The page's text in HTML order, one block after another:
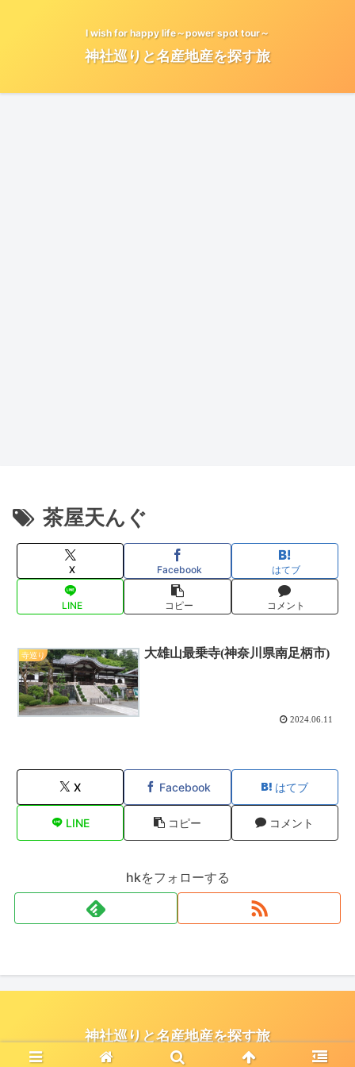
I wish for happy life～power spot tour～
神社巡りと名産地産を探す旅
茶屋天んぐ
X Facebook はてブ
LINE コピー コメント
寺巡り 大雄山最乗寺(神奈川県南足柄市)
2024.06.11
X Facebook はてブ
LINE コピー コメント
hkをフォローする
神社巡りと名産地産を探す旅
© 2021 神社巡りと名産地産を探す旅.